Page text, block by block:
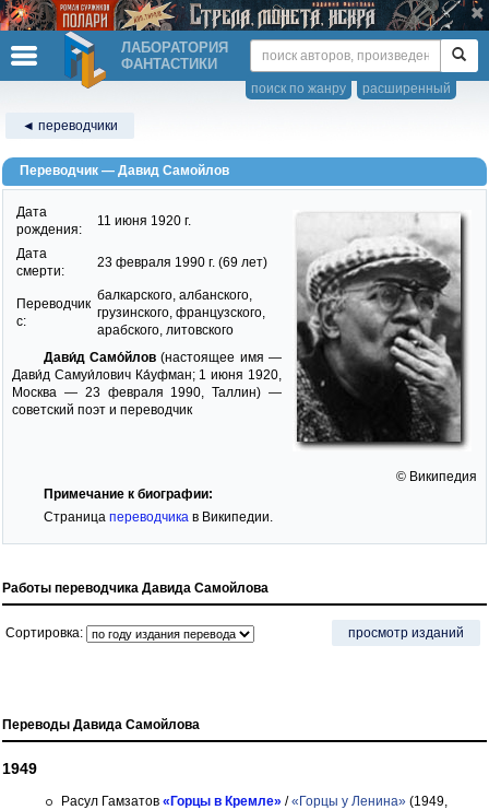
ЛАБОРАТОРИЯ
ФАНТАСТИКИ
расширенный
поиск по жанру
◄ переводчики
Переводчик — Давид Самойлов
Дата
рождения:
11 июня 1920 г.
Дата
смерти:
23 февраля 1990 г. (69 лет)
Переводчик
c:
балкарского, албанского,
грузинского, французского,
арабского, литовского
Дави́д Само́йлов (настоящее имя —
Дави́д Самуи́лович Ка́уфман; 1 июня 1920,
Москва — 23 февраля 1990, Таллин) —
советский поэт и переводчик
© Википедия
Примечание к биографии:
Страница переводчикав Википедии.
Работы переводчика Давида Самойлова
Сортировка: просмотр изданий
Переводы Давида Самойлова
1949
Расул Гамзатов «Горцы в Кремле» /«Горцы у Ленина» (1949,